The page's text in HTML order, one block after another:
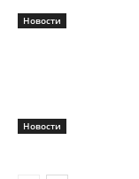
Новости
Новости